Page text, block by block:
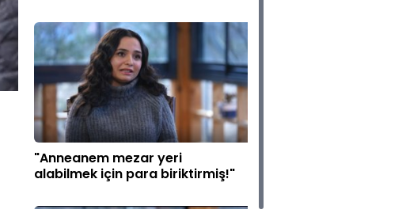
"Anneanem mezar yeri
alabilmek için para biriktirmiş!"